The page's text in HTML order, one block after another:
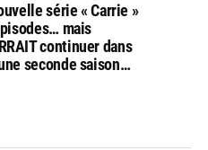
série « Carrie »
mais
continuer dans
seconde saison…